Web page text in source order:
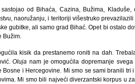
od Bihaća, Cazina, Bužima, Kladuše,
naoružanju, i teritoriji višestruko
gubitke, ali samo grad Bihać. Opet bi ostalo
Bužim.
kisik da prestanemo roniti na dah.
Oluja nam je omogućila dopremanje
i Hercegovine. Mi smo se sami branili tri
Mi smo bili najveći diverzantski korpus u